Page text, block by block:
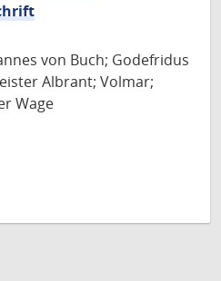
von Buch; Godefridus
Albrant; Volmar;
Wage